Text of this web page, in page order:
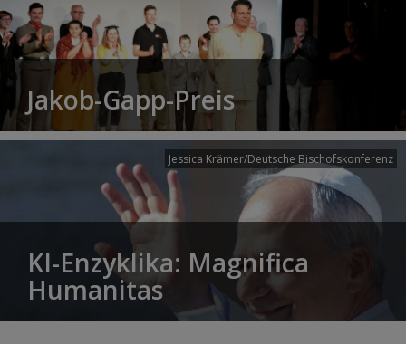
Jakob-Gapp-Preis
Jessica Krämer/Deutsche Bischofskonferenz
KI-Enzyklika: Magnifica
Humanitas